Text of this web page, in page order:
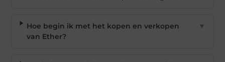
Hoe begin ik met het kopen en verkopen
van Ether?
▼